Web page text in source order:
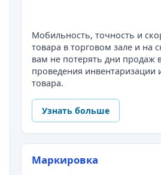
Мобильность, точность и
товара в торговом зале и на
вам не потерять дни продаж
проведения инвентаризации
товара.
Узнать больше
Маркировка